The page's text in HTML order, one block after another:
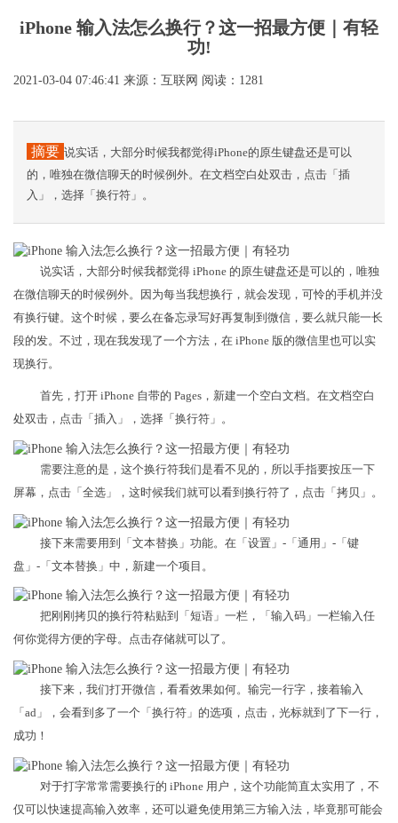
iPhone 输入法怎么换行？这一招最方便｜有轻
功!
2021-03-04 07:46:41 来源：互联网 阅读：1281
摘要 说实话，大部分时候我都觉得iPhone的原生键盘还是可以
的，唯独在微信聊天的时候例外。在文档空白处双击，点击「插
入」，选择「换行符」。
说实话，大部分时候我都觉得 iPhone 的原生键盘还是可以的，唯独
在微信聊天的时候例外。因为每当我想换行，就会发现，可怜的手机并没
有换行键。这个时候，要么在备忘录写好再复制到微信，要么就只能一长
段的发。不过，现在我发现了一个方法，在 iPhone 版的微信里也可以实
现换行。
首先，打开 iPhone 自带的 Pages，新建一个空白文档。在文档空白
处双击，点击「插入」，选择「换行符」。
需要注意的是，这个换行符我们是看不见的，所以手指要按压一下
屏幕，点击「全选」，这时候我们就可以看到换行符了，点击「拷贝」。
接下来需要用到「文本替换」功能。在「设置」-「通用」-「键
盘」-「文本替换」中，新建一个项目。
把刚刚拷贝的换行符粘贴到「短语」一栏，「输入码」一栏输入任
何你觉得方便的字母。点击存储就可以了。
接下来，我们打开微信，看看效果如何。输完一行字，接着输入
「ad」，会看到多了一个「换行符」的选项，点击，光标就到了下一行，
成功！
对于打字常常需要换行的 iPhone 用户，这个功能简直太实用了，不
仅可以快速提高输入效率，还可以避免使用第三方输入法，毕竟那可能会